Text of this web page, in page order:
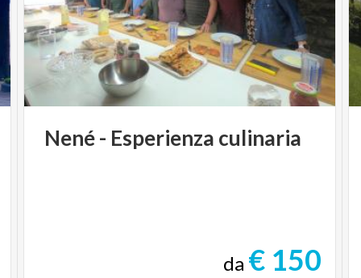
Nené- Esperienza culinaria
da € 150